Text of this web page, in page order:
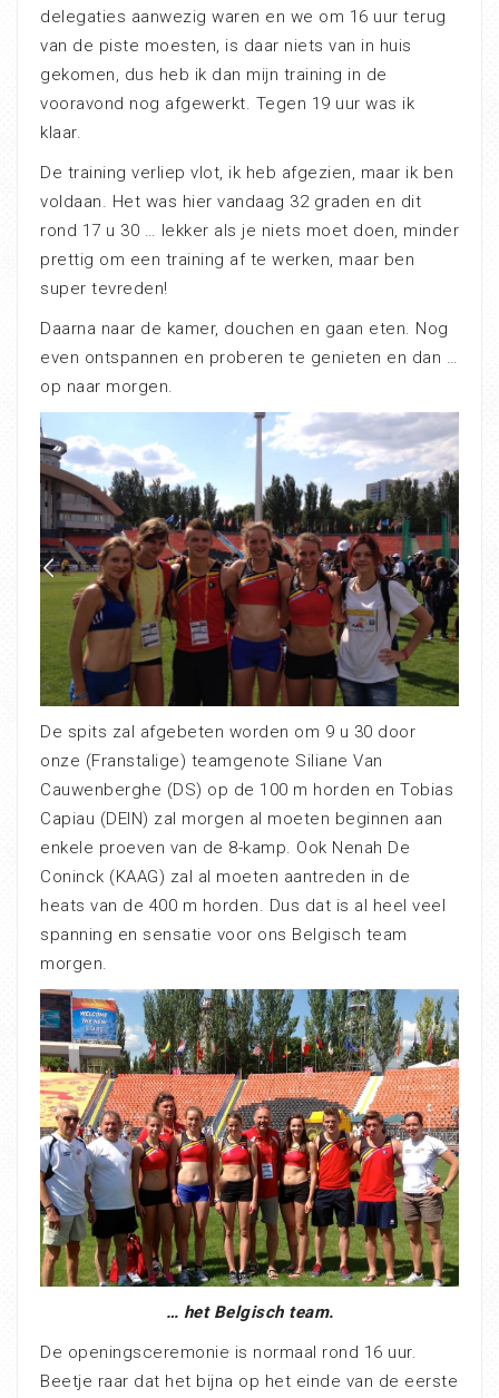
delegaties aanwezig waren en we om 16 uur terug
van de piste moesten, is daar niets van in huis
gekomen, dus heb ik dan mijn training in de
vooravond nog afgewerkt. Tegen 19 uur was ik
klaar.
De training verliep vlot, ik heb afgezien, maar ik ben
voldaan. Het was hier vandaag 32 graden en dit
rond 17 u 30 … lekker als je niets moet doen, minder
prettig om een training af te werken, maar ben
super tevreden!
Daarna naar de kamer, douchen en gaan eten. Nog
even ontspannen en proberen te genieten en dan …
op naar morgen.
De spits zal afgebeten worden om 9 u 30 door
onze (Franstalige) teamgenote Siliane Van
Cauwenberghe (DS) op de 100 m horden en Tobias
Capiau (DEIN) zal morgen al moeten beginnen aan
enkele proeven van de 8-kamp. Ook Nenah De
Coninck (KAAG) zal al moeten aantreden in de
heats van de 400 m horden. Dus dat is al heel veel
spanning en sensatie voor ons Belgisch team
morgen.
… het Belgisch team.
De openingsceremonie is normaal rond 16 uur.
Beetje raar dat het bijna op het einde van de eerste